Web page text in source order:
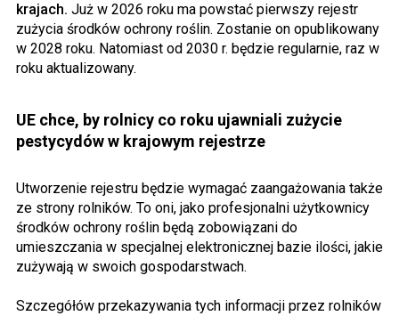
krajach. Już w 2026 roku ma powstać pierwszy rejestr
zużycia środków ochrony roślin. Zostanie on opublikowany
w 2028 roku. Natomiast od 2030 r. będzie regularnie, raz w
roku aktualizowany.
UE chce, by rolnicy co roku ujawniali zużycie
pestycydów w krajowym rejestrze
Utworzenie rejestru będzie wymagać zaangażowania także
ze strony rolników. To oni, jako profesjonalni użytkownicy
środków ochrony roślin będą zobowiązani do
umieszczania w specjalnej elektronicznej bazie ilości, jakie
zużywają w swoich gospodarstwach.
Szczegółów przekazywania tych informacji przez rolników